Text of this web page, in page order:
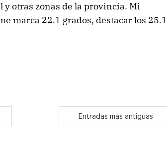
otras zonas de la provincia. Mi
marca 22.1 grados, destacar los 25.1
Entradas más antiguas